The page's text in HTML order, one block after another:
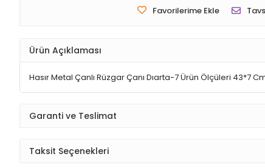
Favorilerime Ekle
Ürün Açıklaması
Hasır Metal Çanlı Rüzgar Çanı Dıarta-7 Ürün Ölçüleri 43*7
Garanti ve Teslimat
Taksit Seçenekleri